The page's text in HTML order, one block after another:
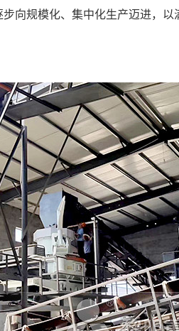
向规模化、集中化生产迈进，以